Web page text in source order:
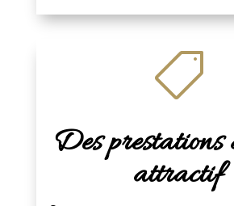

Des
attractif